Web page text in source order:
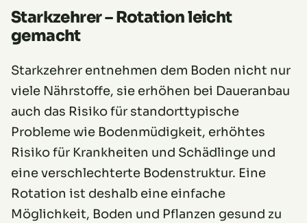
Starkzehrer – Rotation leicht
gemacht
Starkzehrer entnehmen dem Boden nicht nur
viele Nährstoffe, sie erhöhen bei Daueranbau
auch das Risiko für standorttypische
Probleme wie Bodenmüdigkeit, erhöhtes
Risiko für Krankheiten und Schädlinge und
eine verschlechterte Bodenstruktur. Eine
Rotation ist deshalb eine einfache
Möglichkeit, Boden und Pflanzen gesund zu